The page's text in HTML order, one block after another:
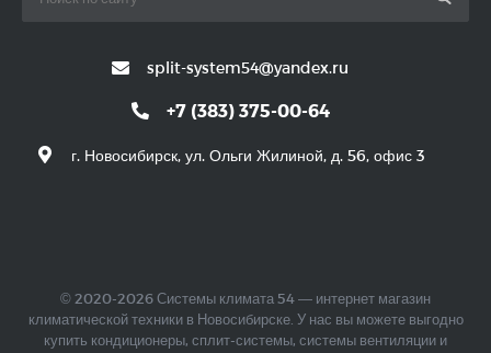
split-system54@yandex.ru
+7 (383) 375-00-64
г. Новосибирск, ул. Ольги Жилиной, д. 56, офис 3
© 2020-2026 Системы климата 54 — интернет магазин
климатической техники в Новосибирске. У нас вы можете выгодно
купить кондиционеры, сплит-системы, системы вентиляции и